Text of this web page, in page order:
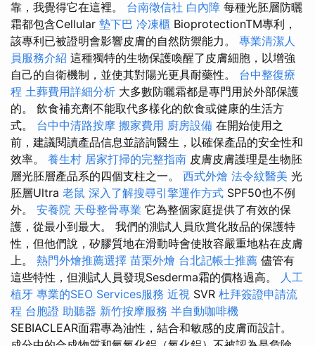
靠，我覺得它在這裡。 台南徵信社 白內障 每種光胚層防曬
霜都包含Cellular 墊下巴 冷凍櫃 BioprotectionTM專利，
該專利已被證明會影響皮膚的自然防禦能力。 專業清潔人
員服務介紹 這種獨特的生物保護喚醒了皮膚細胞，以增強
自己的自衛機制，並使其對陽光更具耐藥性。 台中整復療
程 土葬費用詳細分析 大多數防曬霜都是專門用於外部保護
的。 飲食補充劑不能取代多樣化的飲食或健康的生活方
式。 台中中清路按摩 搬家費用 廚房設備 在開始使用之
前，建議閱讀產品信息並諮詢醫生，以確保產品的安全性和
效率。 養生村 居家打掃的完整指南 皮膚皮膚護理是生物胚
層光胚層產品系的四個支柱之一。 西式外燴 法令紋醫美 光
胚層Ultra 老鼠 深入了解搜尋引擎運作方式 SPF50也不例
外。 安養院 天母整骨專業 它為整個家庭提供了有效的保
護，從最小到最大。 我們的測試人員欣賞化妝品的保護特
性，但他們說，矽膠質地在滑動時會使妝容嚴重地粘在皮膚
上。 熱門外燴推薦選擇 苗栗外燴 台北記帳士推薦 儘管有
這些特性，但測試人員發現Sesderma霜的價格過高。
人工
植牙 專業的SEO Services服務 近視 SVR 杜拜簽證申請流
程 台胞證 助聽器 新竹按摩服務 半自動咖啡機
SEBIACLEAR面霜專為油性，結合和敏感的皮膚而設計。